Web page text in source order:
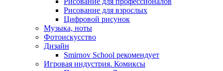
Рисование для взрослых
Цифровой рисунок
Музыка, ноты
Фотоискусство
Дизайн
Smirnov School рекомендует
Игровая индустрия. Комиксы